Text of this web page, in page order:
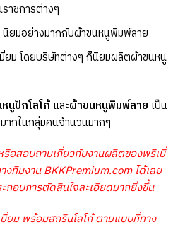
าชการต่างๆ
นิยมอย่างมากกับผ้าขนหนูพิมพ์ลาย
ยม โดยบริษัทต่างๆ ก็นิยมผลิตผ้าขนหนู
นูปักโลโก้และผ้าขนหนูพิมพ์ลาย เป็น
กในกลุ่มคนจำนวนมากๆ
อสอบถามเกี่ยวกับงานผลิตของพรีเมี่
ทีมงาน BKKPremium.com ได้เลย
กอบการตัดสินใจละเอียดมากยิ่งขึ้น
ยม พร้อมสกรีนโลโก้ ตามแบบที่ทาง